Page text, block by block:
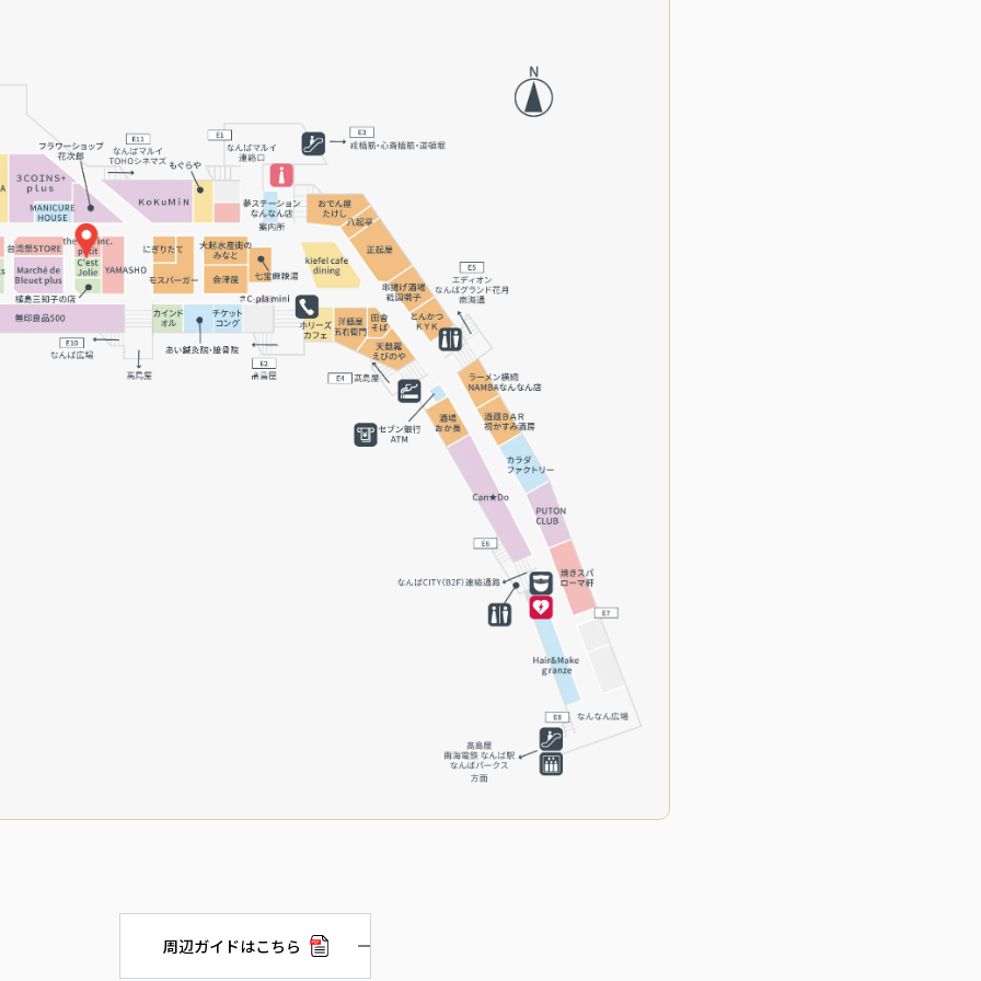
周辺ガイドはこちら